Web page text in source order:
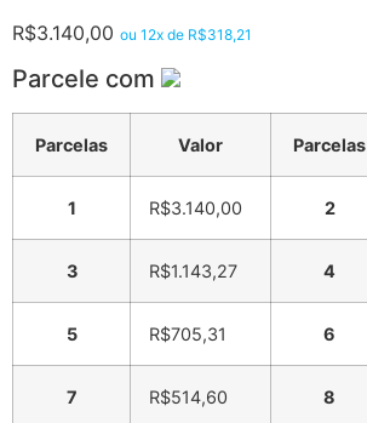
R$3.140,00 ou 12x de R$318,21
Parcele com
Parcelas Valor Parcelas
1 R$3.140,00 2
3 R$1.143,27 4
5 R$705,31 6
7 R$514,60 8